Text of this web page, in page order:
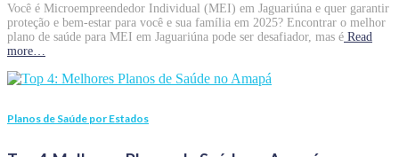
Você é Microempreendedor Individual (MEI) em Jaguariúna e quer garantir
proteção e bem-estar para você e sua família em 2025? Encontrar o melhor
plano de saúde para MEI em Jaguariúna pode ser desafiador, mas é Read
more…
Planos de Saúde por Estados